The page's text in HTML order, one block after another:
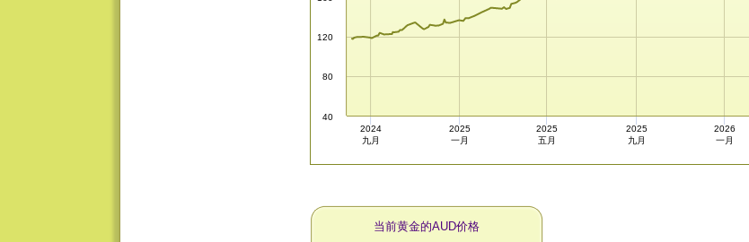
40
80
120
2024
九月
2025
一月
2025
五月
2025
九月
2026
一月
当前黄金的AUD价格